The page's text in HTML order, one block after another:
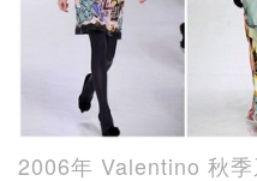
2006年 Valentino 秋